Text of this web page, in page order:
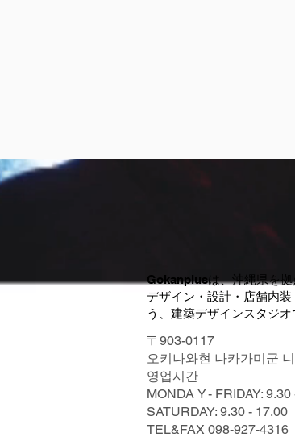
Gokanplusは、沖縄県を
デザイン・設計・店舗内
う、建築デザインスタジオ
〒903-0117
오키나와현 나카가미군
영업시간
MONDA Y - FRIDAY: 9.30
SATURDAY: 9.30 - 17.00
TEL&FAX 098-927-4316